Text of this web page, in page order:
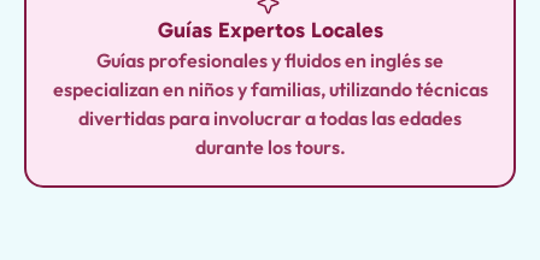
Guías Expertos Locales
Guías profesionales y fluidos en inglés se
especializan en niños y familias, utilizando técnicas
divertidas para involucrar a todas las edades
durante los tours.